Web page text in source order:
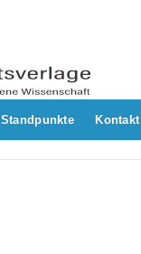
Standpunkte Kontakt